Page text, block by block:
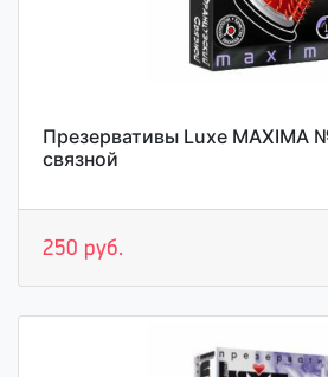
Презервативы Luxe MAXIMA
связной
250 руб.